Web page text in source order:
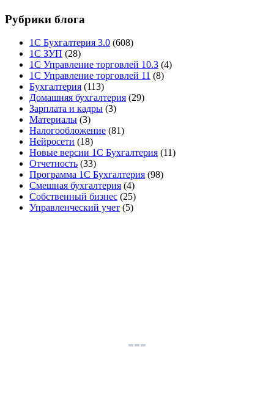
Рубрики блога
1С Бухгалтерия 3.0 (608)
1С ЗУП (28)
1С Управление торговлей 10.3 (4)
1С Управление торговлей 11 (8)
Бухгалтерия (113)
Домашняя бухгалтерия (29)
Зарплата и кадры (3)
Материалы (3)
Налогообложение (81)
Нейросети (18)
Новые версии 1С Бухгалтерия (11)
Отчетность (33)
Программа 1С Бухгалтерия (98)
Смешная бухгалтерия (4)
Собственный бизнес (25)
Управленческий учет (5)